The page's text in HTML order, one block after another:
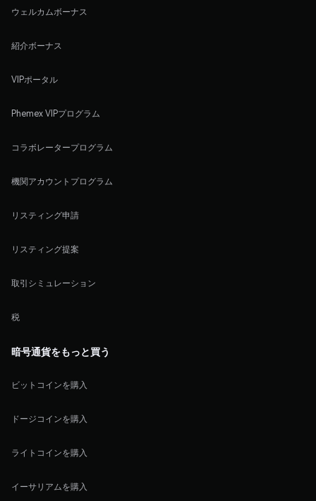
ウェルカムボーナス
紹介ボーナス
VIPポータル
Phemex VIPプログラム
コラボレータープログラム
機関アカウントプログラム
リスティング申請
リスティング提案
取引シミュレーション
税
暗号通貨をもっと買う
ビットコインを購入
ドージコインを購入
ライトコインを購入
イーサリアムを購入